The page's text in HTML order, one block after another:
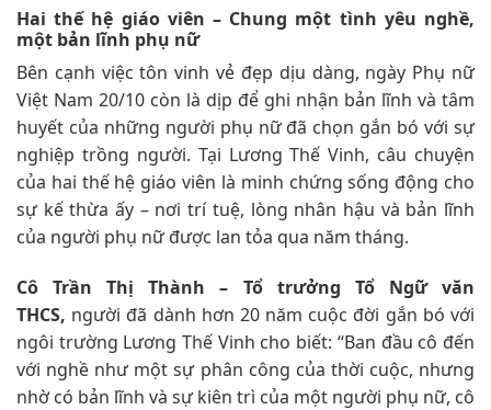
Hai thế hệ giáo viên – Chung một tình yêu nghề,
một bản lĩnh phụ nữ
Bên cạnh việc tôn vinh vẻ đẹp dịu dàng, ngày Phụ nữ
Việt Nam 20/10 còn là dịp để ghi nhận bản lĩnh và tâm
huyết của những người phụ nữ đã chọn gắn bó với sự
nghiệp trồng người. Tại Lương Thế Vinh, câu chuyện
của hai thế hệ giáo viên là minh chứng sống động cho
sự kế thừa ấy – nơi trí tuệ, lòng nhân hậu và bản lĩnh
của người phụ nữ được lan tỏa qua năm tháng.
Cô Trần Thị Thành – Tổ trưởng Tổ Ngữ văn
THCS, người đã dành hơn 20 năm cuộc đời gắn bó với
ngôi trường Lương Thế Vinh cho biết: “Ban đầu cô đến
với nghề như một sự phân công của thời cuộc, nhưng
nhờ có bản lĩnh và sự kiên trì của một người phụ nữ, cô